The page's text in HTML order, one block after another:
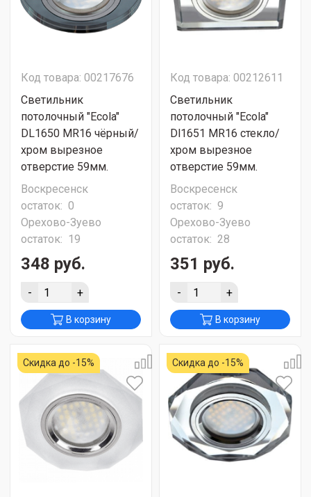
Код товара: 00217676
Светильник
потолочный "Ecola"
DL1650 MR16 чёрный/
хром вырезное
отверстие 59мм.
Воскресенск
остаток: 0
Орехово-Зуево
остаток: 19
348 руб.
- +
В корзину
Код товара: 00212611
Светильник
потолочный "Ecola"
Dl1651 MR16 стекло/
хром вырезное
отверстие 59мм.
Воскресенск
остаток: 9
Орехово-Зуево
остаток: 28
351 руб.
- +
В корзину
Скидка до -15% Скидка до -15%